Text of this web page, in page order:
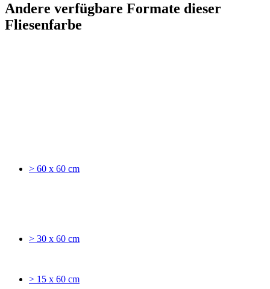
Andere verfügbare Formate dieser
Fliesenfarbe
> 60 x 60 cm
> 30 x 60 cm
> 15 x 60 cm